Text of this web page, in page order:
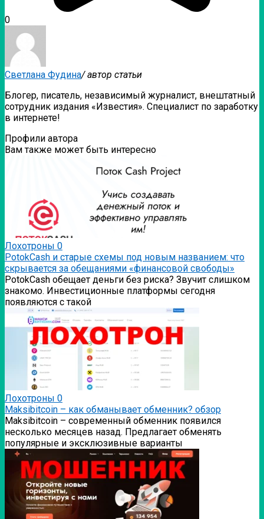
0
Светлана Фудина/ автор статьи
Блогер, писатель, независимый журналист, внештатный
сотрудник издания «Известия». Специалист по заработку
в интернете!
Профили автора
Вам также может быть интересно
Лохотроны 0
PotokCash и старые схемы под новым названием: что
скрывается за обещаниями «финансовой свободы»
PotokCash обещает деньги без риска? Звучит слишком
знакомо. Инвестиционные платформы сегодня
появляются с такой
Лохотроны 0
Мaksibitcoin – как обманывает обменник? обзор
Мaksibitcoin – современный обменник появился
несколько месяцев назад. Предлагает обменять
популярные и эксклюзивные варианты